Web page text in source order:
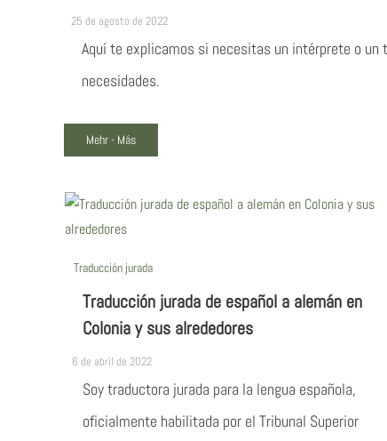
25 de agosto de 2022
Aquí te explicamos si necesitas un intérprete o
necesidades.
Mehr - Más
Traducción jurada
Traducción jurada de español a alemán en
Colonia y sus alrededores
6 de abril de 2022
Soy traductora jurada para la lengua española,
oficialmente habilitada por el Tribunal Superior